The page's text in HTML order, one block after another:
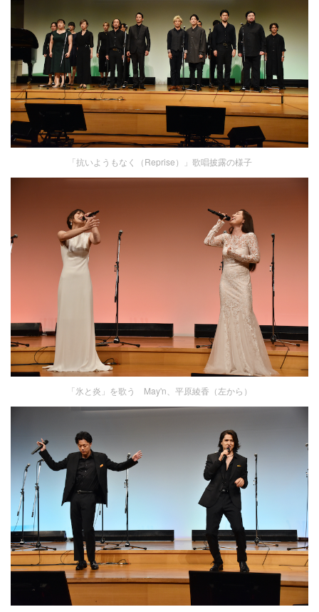
「抗いようもなく（Reprise）」歌唱披露の様子
「氷と炎」を歌う May'n、平原綾香（左から）